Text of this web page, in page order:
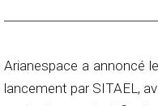
Arianespace a annoncé
lancement par SITAEL,